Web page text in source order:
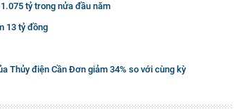
tỷ trong nửa đầu năm
13 tỷ đồng
Thủy điện Cần Đơn giảm 34% so với cùng kỳ